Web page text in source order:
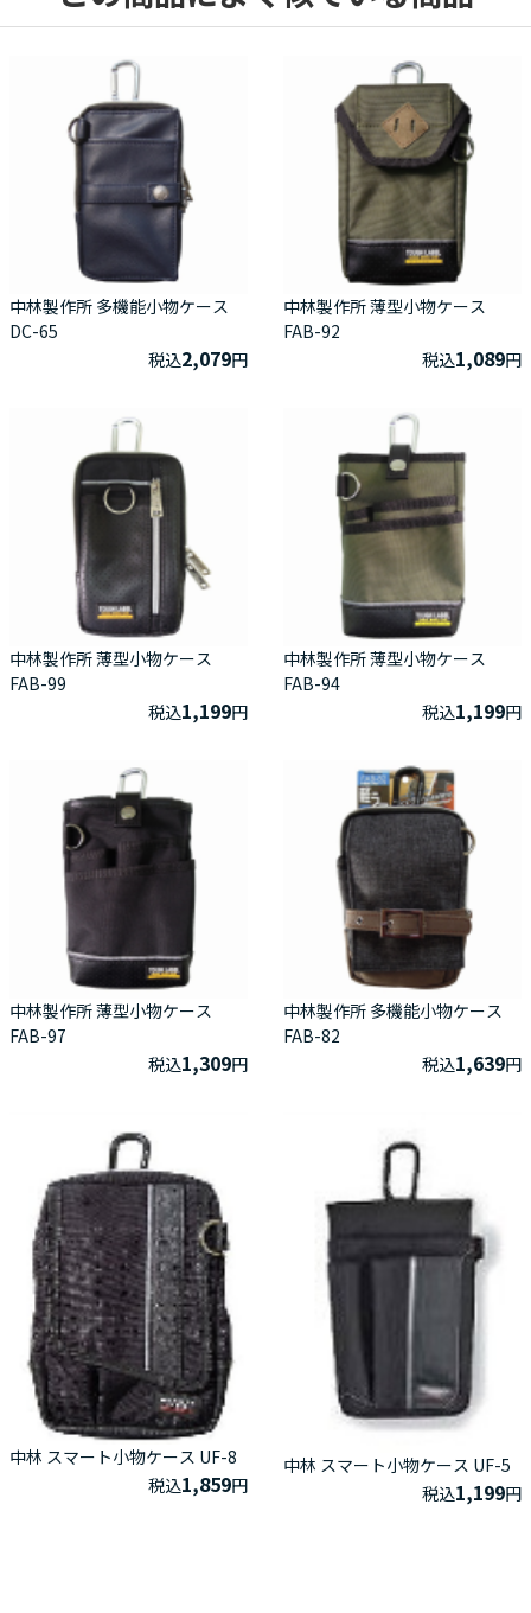
中林製作所 多機能小物ケース
DC-65
税込2,079円
中林製作所 薄型小物ケース
FAB-92
税込1,089円
中林製作所 薄型小物ケース
FAB-99
税込1,199円
中林製作所 薄型小物ケース
FAB-94
税込1,199円
中林製作所 薄型小物ケース
FAB-97
税込1,309円
中林製作所 多機能小物ケース
FAB-82
税込1,639円
中林 スマート小物ケース UF-8
税込1,859円
中林 スマート小物ケース UF-5
税込1,199円